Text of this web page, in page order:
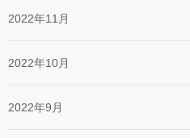
2022年11月
2022年10月
2022年9月